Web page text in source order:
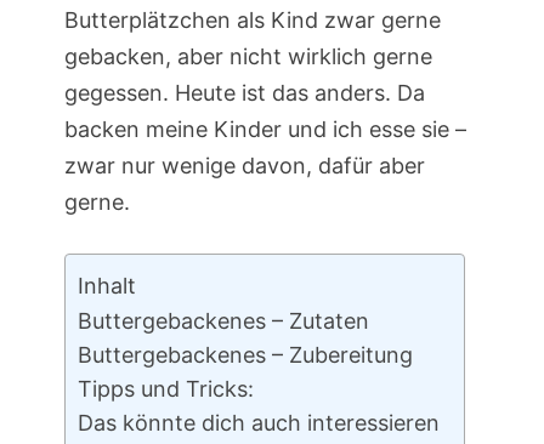
Butterplätzchen als Kind zwar gerne
gebacken, aber nicht wirklich gerne
gegessen. Heute ist das anders. Da
backen meine Kinder und ich esse sie –
zwar nur wenige davon, dafür aber
gerne.
Inhalt
Buttergebackenes – Zutaten
Buttergebackenes – Zubereitung
Tipps und Tricks:
Das könnte dich auch interessieren